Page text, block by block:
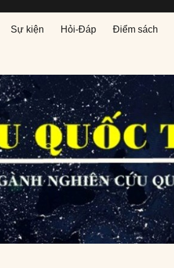
Sự kiện Hỏi-Đáp Điểm sách